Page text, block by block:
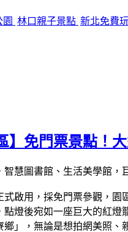
園 林口親子景點 新北免費
】免門票景點！
式啟用，採免門票參觀，
燈後宛如一座巨大的紅
」，無論是想拍網美照